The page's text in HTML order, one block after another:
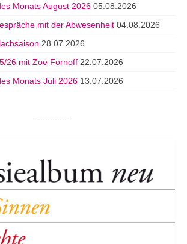
Monats August 2026 05.08.2026
mit der Abwesenheit 04.08.2026
28.07.2026
26 mit Zoe Fornoff 22.07.2026
Monats Juli 2026 13.07.2026